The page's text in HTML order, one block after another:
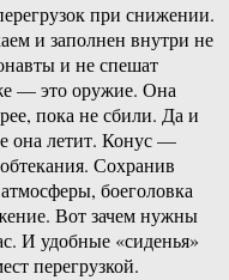
при снижении.
и заполнен внутри не
и не спешат
— это оружие. Она
пока не сбили. Да и
она летит. Конус —
Сохранив
боеголовка
Вот зачем нужны
И удобные «сиденья»
перегрузкой.